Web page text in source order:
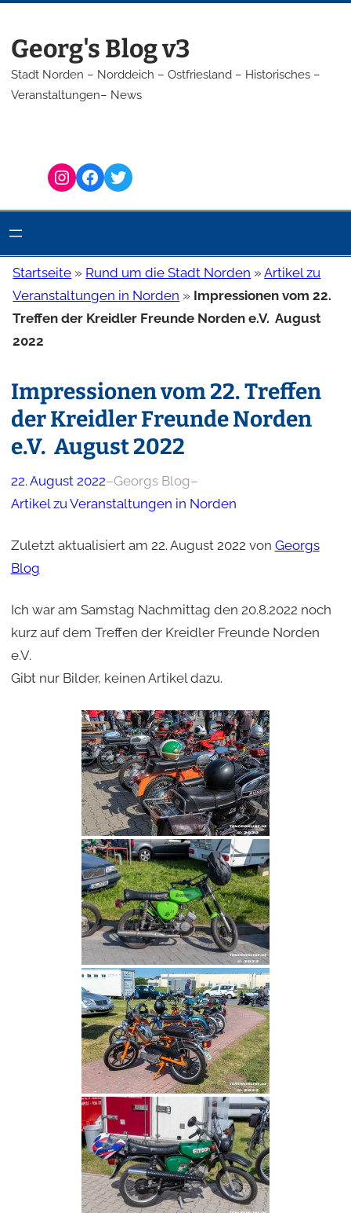
springen
Georg's Blog v3
Stadt Norden – Norddeich – Ostfriesland – Historisches –
Veranstaltungen– News
Instagram Facebook Twitter
Startseite » Rund um die Stadt Norden »Artikel zu
Veranstaltungen in Norden » Impressionen vom 22.
Treffen der Kreidler Freunde Norden e.V. August
2022
Impressionen vom 22. Treffen
der Kreidler Freunde Norden
e.V. August 2022
22. August 2022–Georgs Blog–
Artikel zu Veranstaltungen in Norden
Zuletzt aktualisiert am 22. August 2022 von Georgs
Blog
Ich war am Samstag Nachmittag den 20.8.2022 noch
kurz auf dem Treffen der Kreidler Freunde Norden
e.V.
Gibt nur Bilder, keinen Artikel dazu.